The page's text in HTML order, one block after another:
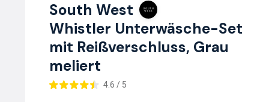
South West
Whistler Unterwäsche-Set
mit Reißverschluss, Grau
meliert
4.6 / 5